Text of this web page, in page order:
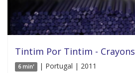
Tintim Por Tintim - Crayons
6 min' | Portugal | 2011